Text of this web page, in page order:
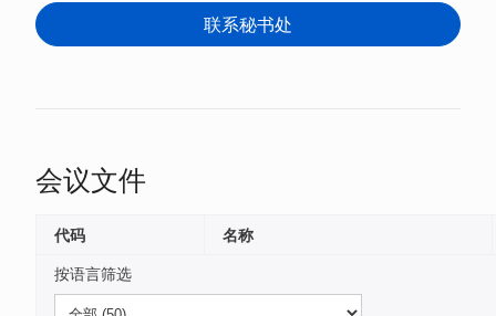
联系秘书处
会议文件
按语言筛选
代码 名称